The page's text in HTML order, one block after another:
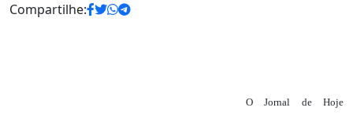
Compartilhe:
O Jornal de Hoje